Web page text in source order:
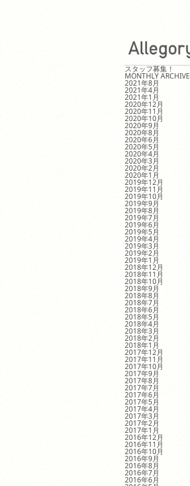
スタッフ募集！
MONTHLY ARCHIVE
2021年8月
2021年4月
2021年1月
2020年12月
2020年11月
2020年10月
2020年9月
2020年8月
2020年6月
2020年5月
2020年4月
2020年3月
2020年2月
2020年1月
2019年12月
2019年11月
2019年10月
2019年9月
2019年8月
2019年7月
2019年6月
2019年5月
2019年4月
2019年3月
2019年2月
2019年1月
2018年12月
2018年11月
2018年10月
2018年9月
2018年8月
2018年7月
2018年6月
2018年5月
2018年4月
2018年3月
2018年2月
2018年1月
2017年12月
2017年11月
2017年10月
2017年9月
2017年8月
2017年7月
2017年6月
2017年5月
2017年4月
2017年3月
2017年2月
2017年1月
2016年12月
2016年11月
2016年10月
2016年9月
2016年8月
2016年7月
2016年6月